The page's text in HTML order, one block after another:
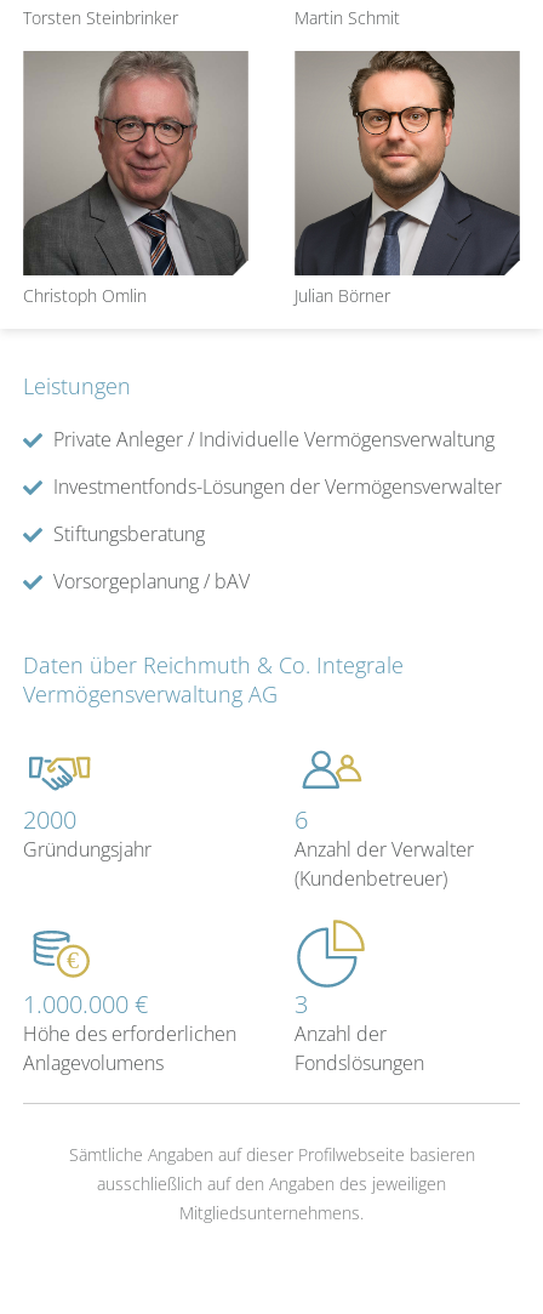
Torsten Steinbrinker Martin Schmit
Christoph Omlin Julian Börner
Leistungen
Private Anleger / Individuelle Vermögensverwaltung
Investmentfonds-Lösungen der Vermögensverwalter
Stiftungsberatung
Vorsorgeplanung / bAV
Daten über Reichmuth & Co. Integrale
Vermögensverwaltung AG
2000
Gründungsjahr
6
Anzahl der Verwalter
(Kundenbetreuer)
1.000.000 €
Höhe des erforderlichen
Anlagevolumens
3
Anzahl der
Fondslösungen
Sämtliche Angaben auf dieser Profilwebseite basieren
ausschließlich auf den Angaben des jeweiligen
Mitgliedsunternehmens.